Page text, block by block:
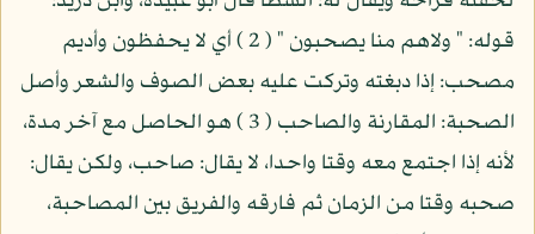
قوله: " ولاهم منا يصحبون " ( 2 ) أي لا يحفظون وأديم
مصحب: إذا دبغته وتركت عليه بعض الصوف والشعر وأصل
الصحبة: المقارنة والصاحب ( 3 ) هو الحاصل مع آخر مدة،
لأنه إذا اجتمع معه وقتا واحدا، لا يقال: صاحب، ولكن يقال:
صحبه وقتا من الزمان ثم فارقه والفريق بين المصاحبة،